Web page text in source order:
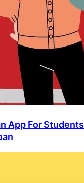
For Students: